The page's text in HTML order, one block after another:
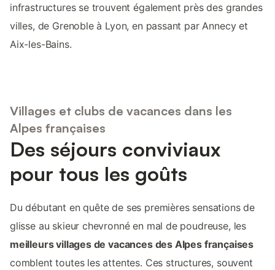
infrastructures se trouvent également près des grandes
villes, de Grenoble à Lyon, en passant par Annecy et
Aix-les-Bains.
Villages et clubs de vacances dans les
Alpes françaises
Des séjours conviviaux
pour tous les goûts
Du débutant en quête de ses premières sensations de
glisse au skieur chevronné en mal de poudreuse, les
meilleurs villages de vacances des Alpes françaises
comblent toutes les attentes. Ces structures, souvent